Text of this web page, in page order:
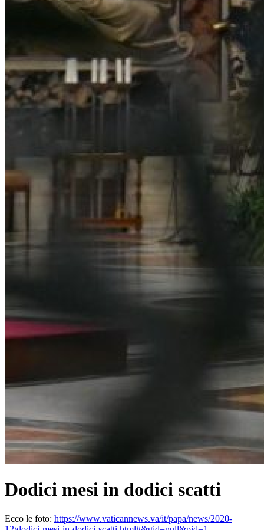
Dodici mesi in dodici scatti
Ecco le foto: https://www.vaticannews.va/it/papa/news/2020-